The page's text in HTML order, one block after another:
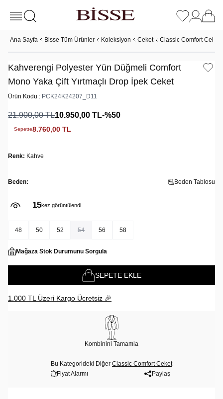
Ana Sayfa Bisse Tüm Ürünler Koleksiyon Ceket Classic Comfort Ceket
Kahverengi Polyester Yün Düğmeli Comfort
Mono Yaka Çift Yırtmaçlı Drop İpek Ceket
Ürün Kodu : PCK24K24207_D11
21.900,00TL10.950,00 TL-%50
Sepette8.760,00 TL
Renk: Kahve
Beden: Beden Tablosu
15kez görüntülendi
48 50 52 54 56 58
Mağaza Stok Durumunu Sorgula
SEPETE EKLE
1.000 TL Üzeri Kargo Ücretsiz 🎉
Kombinini Tamamla
Bu Kategorideki Diğer Classic Comfort Ceket
Fiyat Alarmı
Paylaş